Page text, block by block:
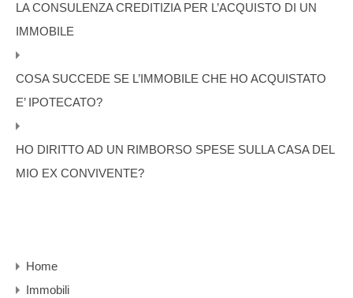
LA CONSULENZA CREDITIZIA PER L’ACQUISTO DI UN
IMMOBILE
COSA SUCCEDE SE L’IMMOBILE CHE HO ACQUISTATO
E’ IPOTECATO?
HO DIRITTO AD UN RIMBORSO SPESE SULLA CASA DEL
MIO EX CONVIVENTE?
Home
Immobili